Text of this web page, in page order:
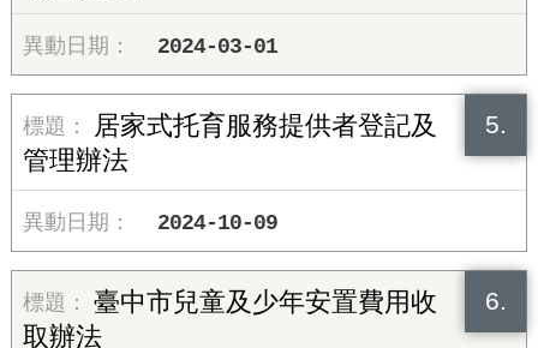
2024-03-01
5.
居家式托育服務提供者登記及
管理辦法
2024-10-09
6.
臺中市兒童及少年安置費用收
取辦法